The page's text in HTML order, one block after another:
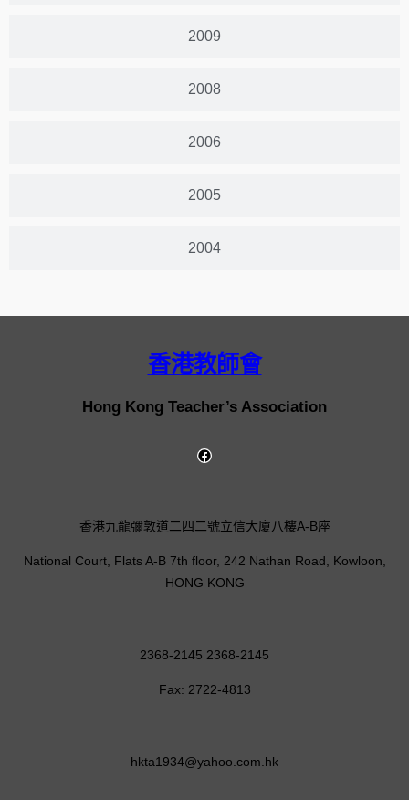
2009
2008
2006
2005
2004
香港教師會
Hong Kong Teacher’s Association
香港九龍彌敦道二四二號立信大廈八樓A-B座
National Court, Flats A-B 7th floor, 242 Nathan Road, Kowloon,
HONG KONG
2368-2145 2368-2145
Fax: 2722-4813
hkta1934@yahoo.com.hk